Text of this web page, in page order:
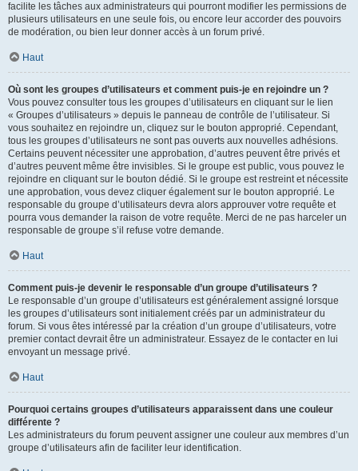
facilite les tâches aux administrateurs qui pourront modifier les permissions de
plusieurs utilisateurs en une seule fois, ou encore leur accorder des pouvoirs
de modération, ou bien leur donner accès à un forum privé.
Haut
Où sont les groupes d’utilisateurs et comment puis-je en rejoindre un ?
Vous pouvez consulter tous les groupes d’utilisateurs en cliquant sur le lien
« Groupes d’utilisateurs » depuis le panneau de contrôle de l’utilisateur. Si
vous souhaitez en rejoindre un, cliquez sur le bouton approprié. Cependant,
tous les groupes d’utilisateurs ne sont pas ouverts aux nouvelles adhésions.
Certains peuvent nécessiter une approbation, d’autres peuvent être privés et
d’autres peuvent même être invisibles. Si le groupe est public, vous pouvez le
rejoindre en cliquant sur le bouton dédié. Si le groupe est restreint et nécessite
une approbation, vous devez cliquer également sur le bouton approprié. Le
responsable du groupe d’utilisateurs devra alors approuver votre requête et
pourra vous demander la raison de votre requête. Merci de ne pas harceler un
responsable de groupe s’il refuse votre demande.
Haut
Comment puis-je devenir le responsable d’un groupe d’utilisateurs ?
Le responsable d’un groupe d’utilisateurs est généralement assigné lorsque
les groupes d’utilisateurs sont initialement créés par un administrateur du
forum. Si vous êtes intéressé par la création d’un groupe d’utilisateurs, votre
premier contact devrait être un administrateur. Essayez de le contacter en lui
envoyant un message privé.
Haut
Pourquoi certains groupes d’utilisateurs apparaissent dans une couleur
différente ?
Les administrateurs du forum peuvent assigner une couleur aux membres d’un
groupe d’utilisateurs afin de faciliter leur identification.